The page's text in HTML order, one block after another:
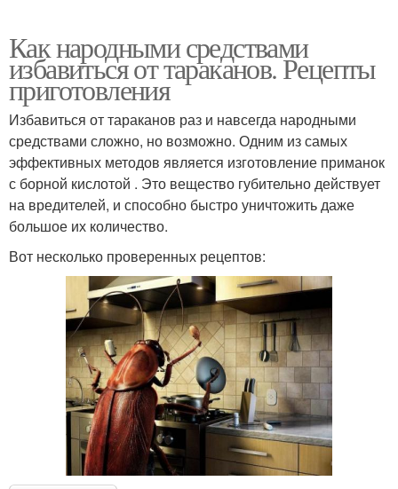
Как народными средствами
избавиться от тараканов. Рецепты
приготовления
Избавиться от тараканов раз и навсегда народными
средствами сложно, но возможно. Одним из самых
эффективных методов является изготовление приманок
с борной кислотой . Это вещество губительно действует
на вредителей, и способно быстро уничтожить даже
большое их количество.
Вот несколько проверенных рецептов: